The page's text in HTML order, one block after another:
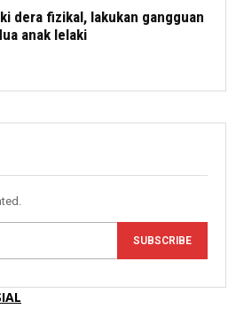
dera fizikal, lakukan gangguan
anak lelaki
SUBSCRIBE